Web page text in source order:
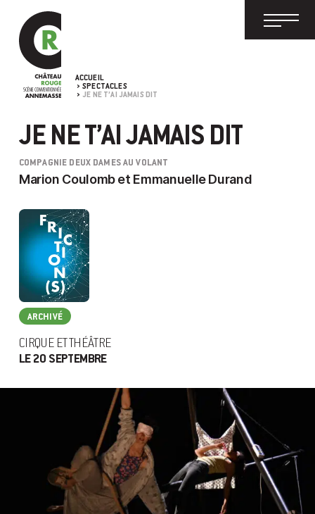
ACCUEIL
SPECTACLES
JE NE T’AI JAMAIS DIT
JE NE T’AI JAMAIS DIT
COMPAGNIE DEUX DAMES AU VOLANT
Marion Coulomb et Emmanuelle Durand
ARCHIVÉ
CIRQUE ET THÉÂTRE
LE 20 SEPTEMBRE